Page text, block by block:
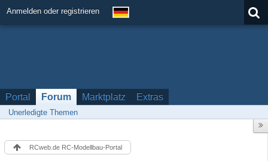
Anmelden oder registrieren
Portal Forum Marktplatz Extras
Unerledigte Themen
RCweb.de RC-Modellbau-Portal